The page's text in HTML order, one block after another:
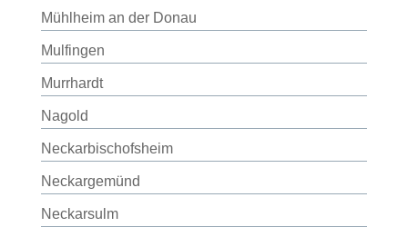
Mühlheim an der Donau
Mulfingen
Murrhardt
Nagold
Neckarbischofsheim
Neckargemünd
Neckarsulm